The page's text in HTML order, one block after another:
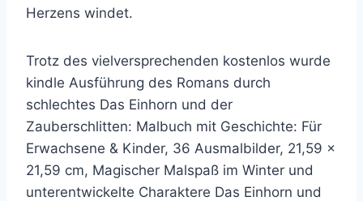
Herzens windet.
Trotz des vielversprechenden kostenlos wurde
kindle Ausführung des Romans durch
schlechtes Das Einhorn und der
Zauberschlitten: Malbuch mit Geschichte: Für
Erwachsene & Kinder, 36 Ausmalbilder, 21,59 x
21,59 cm, Magischer Malspaß im Winter und
unterentwickelte Charaktere Das Einhorn und